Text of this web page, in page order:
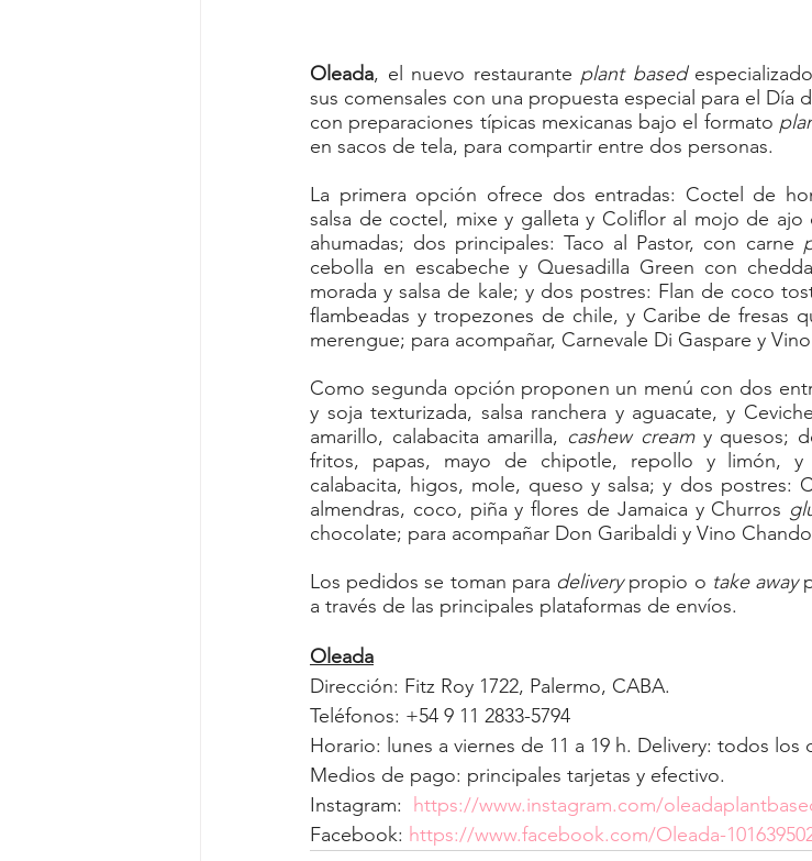
Oleada, el nuevo restaurante plant based
sus comensales con una propuesta especial para el Día
con preparaciones típicas mexicanas bajo el formato
en sacos de tela, para compartir entre dos personas.
La primera opción ofrece dos entradas: Coctel de
salsa de coctel, mixe y galleta y Coliflor al mojo de ajo
ahumadas; dos principales: Taco al Pastor, con carne
cebolla en escabeche y Quesadilla Green con
morada y salsa de kale; y dos postres: Flan de coco
flambeadas y tropezones de chile, y Caribe de fresas
merengue; para acompañar, Carnevale Di Gaspare y
Como segunda opción proponen un menú con dos
y soja texturizada, salsa ranchera y aguacate, y
amarillo, calabacita amarilla, cashew cream y quesos;
fritos, papas, mayo de chipotle, repollo y limón, y
calabacita, higos, mole, queso y salsa; y dos postres:
almendras, coco, piña y flores de Jamaica y Churros
chocolate; para acompañar Don Garibaldi y Vino
Los pedidos se toman para delivery propio o take away
a través de las principales plataformas de envíos.
Oleada
Dirección: Fitz Roy 1722, Palermo, CABA.
Teléfonos: +54 9 11 2833-5794
Horario: lunes a viernes de 11 a 19 h. Delivery: todos los
Medios de pago: principales tarjetas y efectivo.
Instagram: https://www.instagram.com/
Facebook: https://www.facebook.com/Oleada-